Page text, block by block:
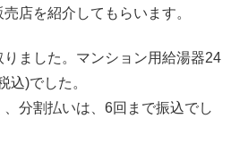
店を紹介してもらいます。
ました。マンション用給湯器24
込)でした。
分割払いは、6回まで振込でし